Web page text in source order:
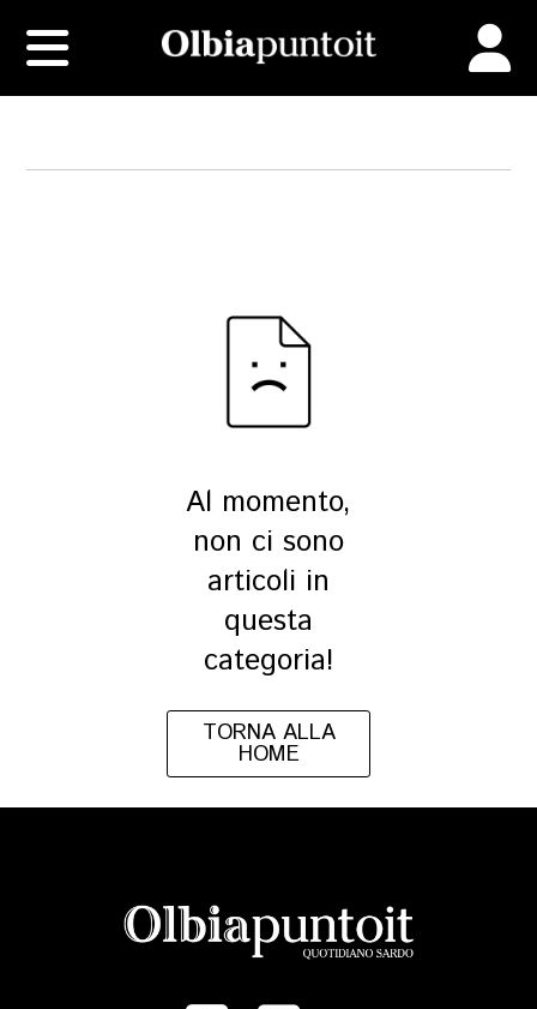
Al momento,
non ci sono
articoli in
questa
categoria!
TORNA ALLA
HOME